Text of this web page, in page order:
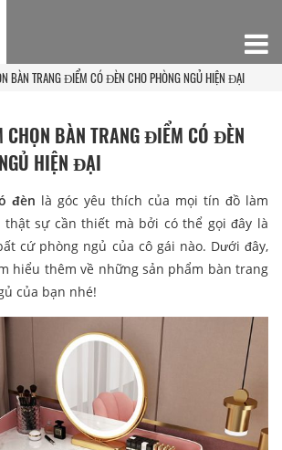
BÀN TRANG ĐIỂM CÓ ĐÈN CHO PHÒNG NGỦ HIỆN ĐẠI
CHỌN BÀN TRANG ĐIỂM CÓ ĐÈN
HIỆN ĐẠI
đèn là góc yêu thích của mọi tín đồ làm
thật sự cần thiết mà bởi có thể gọi đây là
cứ phòng ngủ của cô gái nào. Dưới đây,
hiểu thêm về những sản phẩm bàn trang
của bạn nhé!